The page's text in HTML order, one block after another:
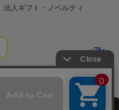
法人ギフト・ノベルティ
お問い合わせ